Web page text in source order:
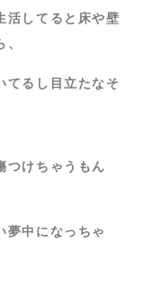
活してると床や壁
てるし目立たなそ
つけちゃうもん
夢中になっちゃ